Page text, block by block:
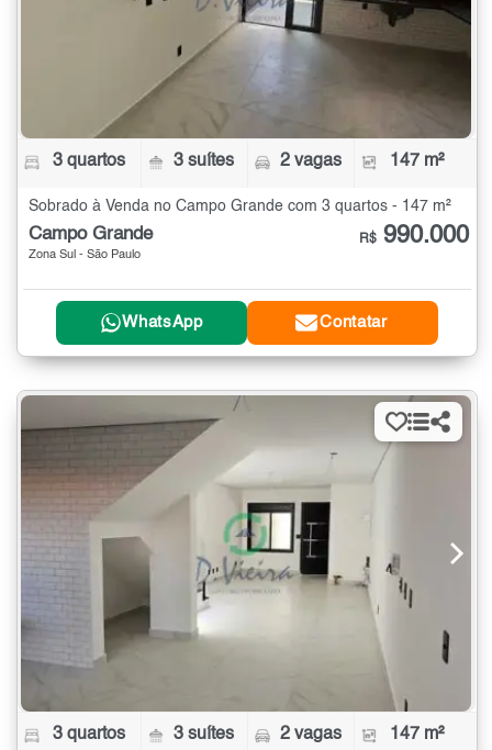
3 quartos 3 suítes 2 vagas 147 m²
Sobrado à Venda no Campo Grande com 3 quartos - 147 m²
Campo Grande
Zona Sul - São Paulo
R$ 990.000
WhatsApp Contatar
3 quartos 3 suítes 2 vagas 147 m²